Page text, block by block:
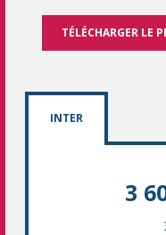
TÉLÉCHARGER LE
INTER
3